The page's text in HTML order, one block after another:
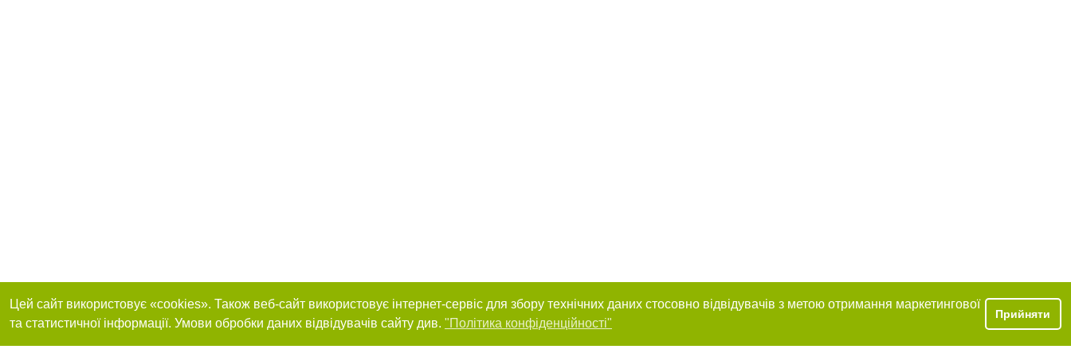
Цей сайт використовує «cookies». Також веб-сайт використовує інтернет-сервіс для збору технічних даних стосовно відвідувачів з метою отримання маркетингової
та статистичної інформації. Умови обробки даних відвідувачів сайту див. "Політика конфіденційності"
Прийняти